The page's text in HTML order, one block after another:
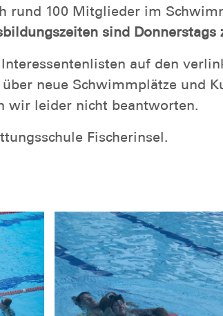
rund 100 Mitglieder im
sind Donnerstags
auf den
neue Schwimmplätze und
wir leider nicht beantworten.
Fischerinsel.